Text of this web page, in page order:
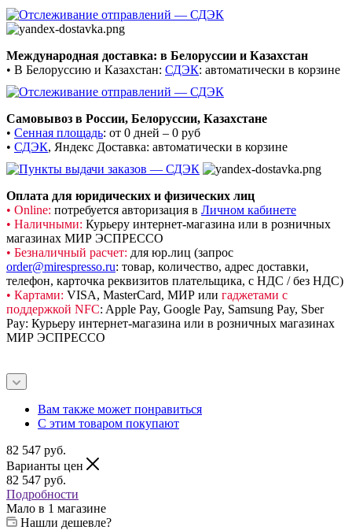
Международная доставка: в Белоруссии и Казахстан
• В Белоруссию и Казахстан: СДЭК: автоматически в корзине
Самовывоз в России, Белоруссии, Казахстане
• Сенная площадь: от 0 дней – 0 руб
• СДЭК, Яндекс Доставка: автоматически в корзине
Оплата для юридических и физических лиц
• Online: потребуется авторизация в Личном кабинете
• Наличными: Курьеру интернет-магазина или в розничных
магазинах МИР ЭСПРЕССО
• Безналичный расчет: для юр.лиц (запрос
order@mirespresso.ru: товар, количество, адрес доставки,
телефон, карточка реквизитов плательщика, с НДС / без НДС)
• Картами: VISA, MasterCard, МИР или гаджетами с
поддержкой NFC: Apple Pay, Google Pay, Samsung Pay, Sber
Pay: Курьеру интернет-магазина или в розничных магазинах
МИР ЭСПРЕССО
Вам также может понравиться
С этим товаром покупают
82 547 руб.
Варианты цен
82 547 руб.
Подробности
Мало в 1 магазине
Нашли дешевле?